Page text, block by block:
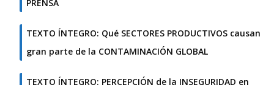
PRENSA
TEXTO ÍNTEGRO: Qué SECTORES PRODUCTIVOS causan
gran parte de la CONTAMINACIÓN GLOBAL
TEXTO ÍNTEGRO: PERCEPCIÓN de la INSEGURIDAD en